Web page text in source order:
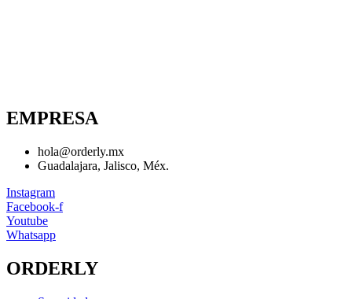
EMPRESA
hola@orderly.mx
Guadalajara, Jalisco, Méx.
Instagram
Facebook-f
Youtube
Whatsapp
ORDERLY